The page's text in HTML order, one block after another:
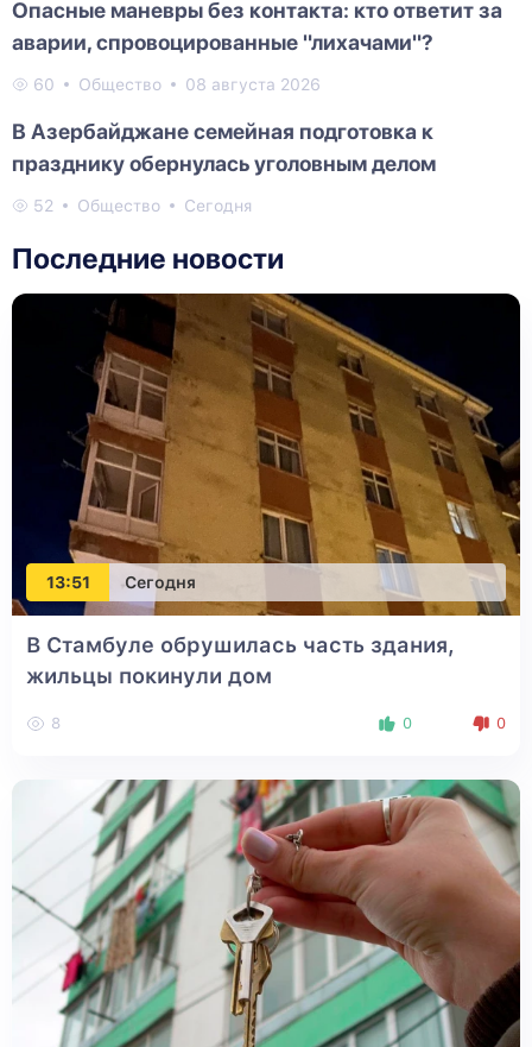
Опасные маневры без контакта: кто ответит за
аварии, спровоцированные "лихачами"?
60 Общество 08 августа 2026
В Азербайджане семейная подготовка к
празднику обернулась уголовным делом
52 Общество Сегодня
Последние новости
13:51 Сегодня
В Стамбуле обрушилась часть здания,
жильцы покинули дом
8 0 0